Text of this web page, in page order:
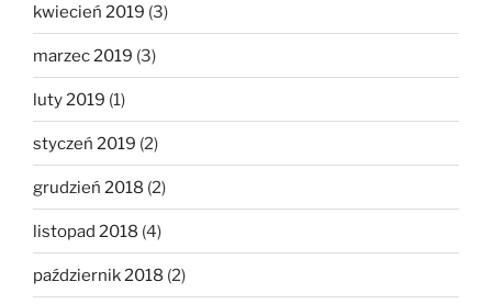
kwiecień 2019 (3)
marzec 2019 (3)
luty 2019 (1)
styczeń 2019 (2)
grudzień 2018 (2)
listopad 2018 (4)
październik 2018 (2)